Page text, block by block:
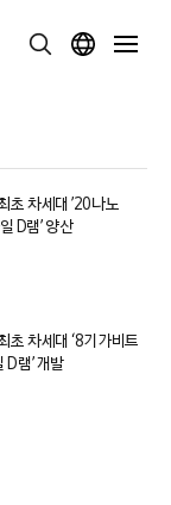
초 차세대 ’20나노
D램’ 양산
초 차세대 ‘8기가비트
D램’ 개발